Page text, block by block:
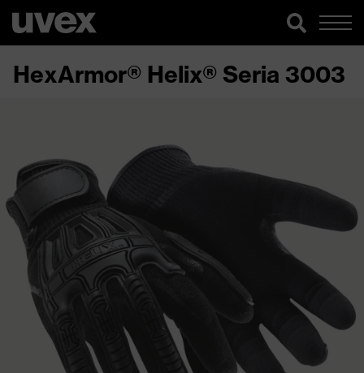
HexArmor® Helix® Seria 3003